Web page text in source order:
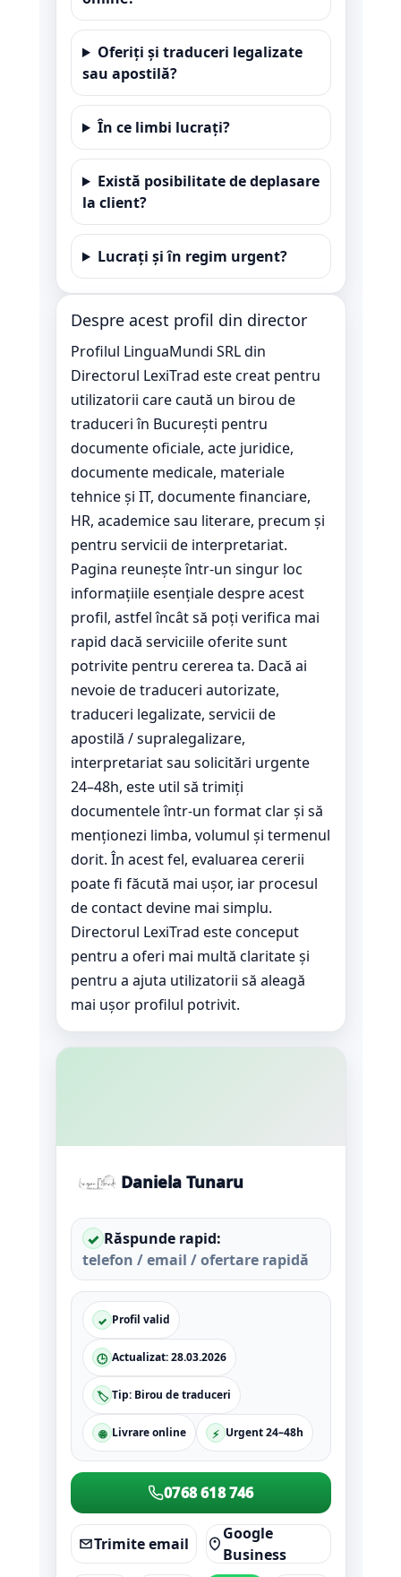
Oferiți și traduceri legalizate
sau apostilă?
În ce limbi lucrați?
Există posibilitate de deplasare
la client?
Lucrați și în regim urgent?
Despre acest profil din director
Profilul LinguaMundi SRL din
Directorul LexiTrad este creat pentru
utilizatorii care caută un birou de
traduceri în București pentru
documente oficiale, acte juridice,
documente medicale, materiale
tehnice și IT, documente financiare,
HR, academice sau literare, precum și
pentru servicii de interpretariat.
Pagina reunește într-un singur loc
informațiile esențiale despre acest
profil, astfel încât să poți verifica mai
rapid dacă serviciile oferite sunt
potrivite pentru cererea ta. Dacă ai
nevoie de traduceri autorizate,
traduceri legalizate, servicii de
apostilă / supralegalizare,
interpretariat sau solicitări urgente
24–48h, este util să trimiți
documentele într-un format clar și să
menționezi limba, volumul și termenul
dorit. În acest fel, evaluarea cererii
poate fi făcută mai ușor, iar procesul
de contact devine mai simplu.
Directorul LexiTrad este conceput
pentru a oferi mai multă claritate și
pentru a ajuta utilizatorii să aleagă
mai ușor profilul potrivit.
Daniela Tunaru
✓ Răspunde rapid:
telefon / email / ofertare rapidă
✓ Profil valid
🕒 Actualizat:28.03.2026
🏷️ Tip: Birou de traduceri
🌐 Livrare online ⚡ Urgent 24–48h
0768 618 746
Trimite email
Google
Business